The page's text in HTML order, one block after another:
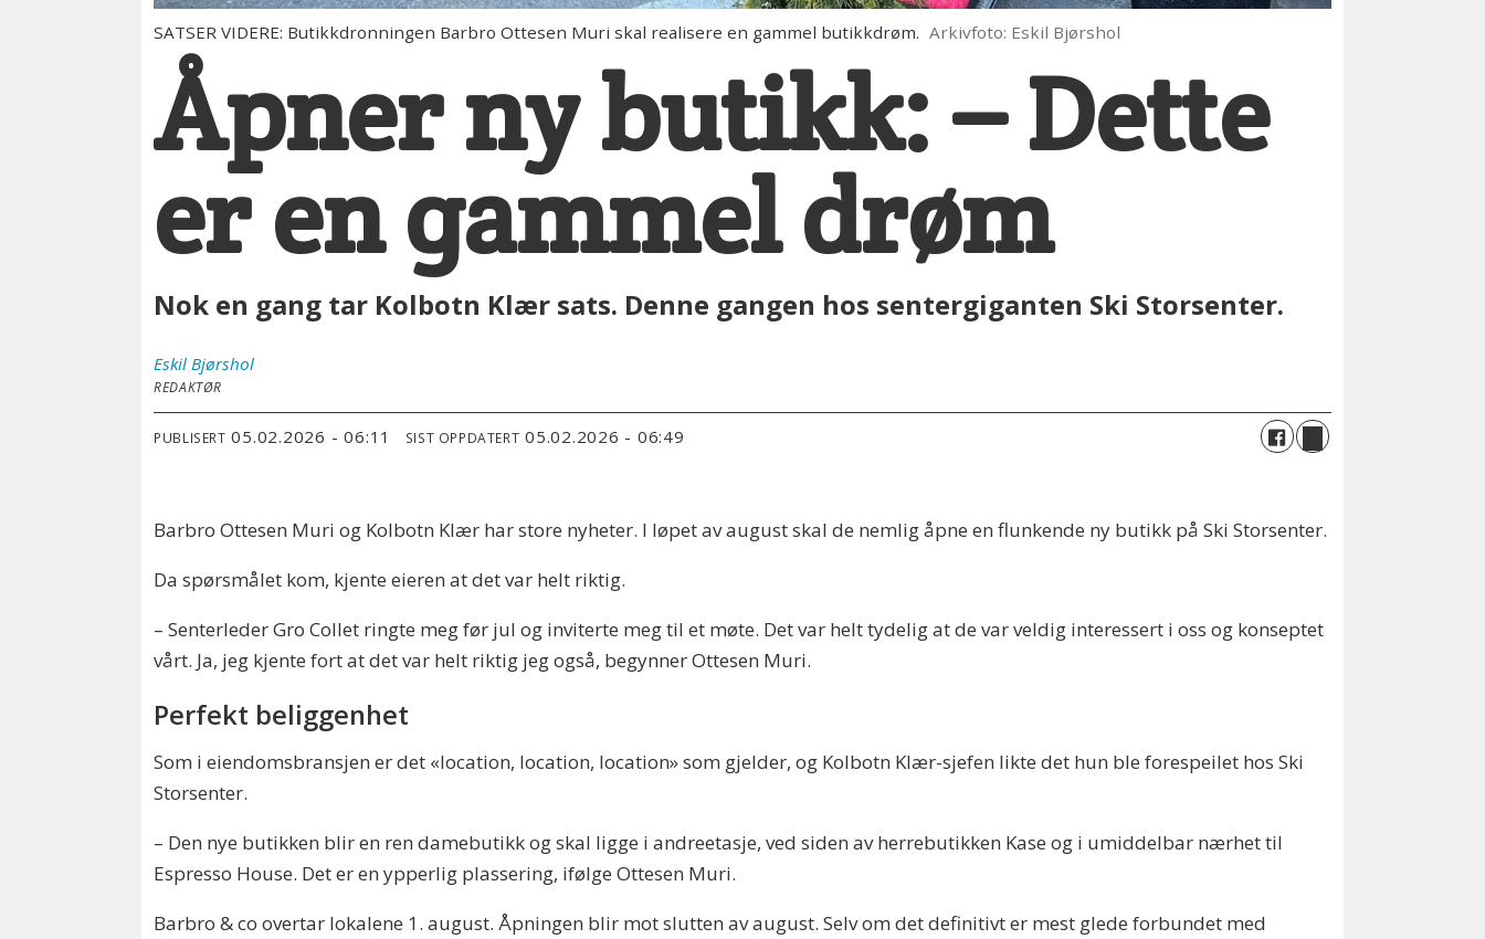
SATSER VIDERE: Butikkdronningen Barbro Ottesen Muri skal realisere en gammel butikkdrøm. Arkivfoto: Eskil Bjørshol
Åpner ny butikk: – Dette
er en gammel drøm
Nok en gang tar Kolbotn Klær sats. Denne gangen hos sentergiganten Ski Storsenter.
Eskil Bjørshol
REDAKTØR
PUBLISERT 05.02.2026 - 06:11 SIST OPPDATERT 05.02.2026 - 06:49
Barbro Ottesen Muri og Kolbotn Klær har store nyheter. I løpet av august skal de nemlig åpne en flunkende ny butikk på Ski Storsenter.
Da spørsmålet kom, kjente eieren at det var helt riktig.
– Senterleder Gro Collet ringte meg før jul og inviterte meg til et møte. Det var helt tydelig at de var veldig interessert i oss og konseptet
vårt. Ja, jeg kjente fort at det var helt riktig jeg også, begynner Ottesen Muri.
Perfekt beliggenhet
Som i eiendomsbransjen er det «location, location, location» som gjelder, og Kolbotn Klær-sjefen likte det hun ble forespeilet hos Ski
Storsenter.
– Den nye butikken blir en ren damebutikk og skal ligge i andreetasje, ved siden av herrebutikken Kase og i umiddelbar nærhet til
Espresso House. Det er en ypperlig plassering, ifølge Ottesen Muri.
Barbro & co overtar lokalene 1. august. Åpningen blir mot slutten av august. Selv om det definitivt er mest glede forbundet med